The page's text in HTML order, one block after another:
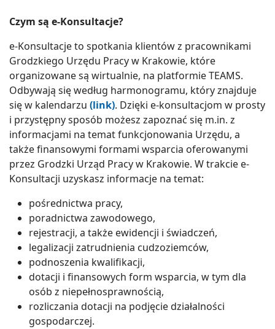
Czym są e-Konsultacje?
e-Konsultacje to spotkania klientów z pracownikami
Grodzkiego Urzędu Pracy w Krakowie, które
organizowane są wirtualnie, na platformie TEAMS.
Odbywają się według harmonogramu, który znajduje
się w kalendarzu (link). Dzięki e-konsultacjom w prosty
i przystępny sposób możesz zapoznać się m.in. z
informacjami na temat funkcjonowania Urzędu, a
także finansowymi formami wsparcia oferowanymi
przez Grodzki Urząd Pracy w Krakowie. W trakcie e-
Konsultacji uzyskasz informacje na temat:
pośrednictwa pracy,
poradnictwa zawodowego,
rejestracji, a także ewidencji i świadczeń,
legalizacji zatrudnienia cudzoziemców,
podnoszenia kwalifikacji,
dotacji i finansowych form wsparcia, w tym dla
osób z niepełnosprawnością,
rozliczania dotacji na podjęcie działalności
gospodarczej.